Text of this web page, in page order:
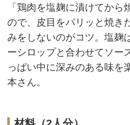
「鶏肉を塩麹に漬けてから
ので、皮目をパリッと焼き
みをしないのがコツ。塩麹
ーシロップと合わせてソー
っぱい中に深みのある味を
本さん。